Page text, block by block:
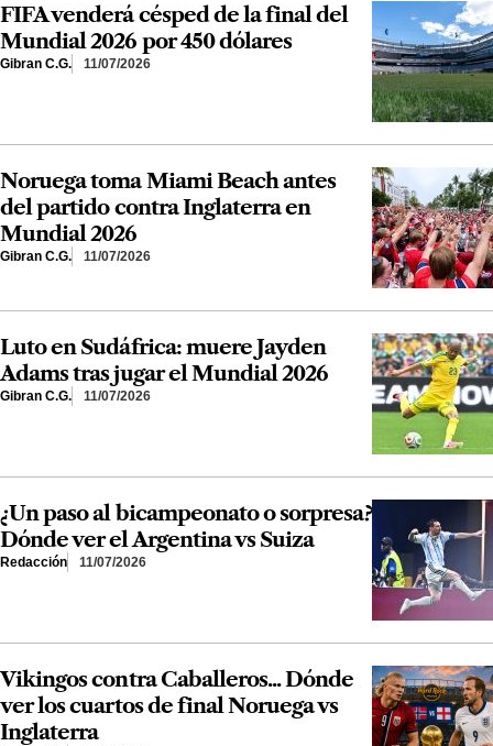
FIFA venderá césped de la final del
Mundial 2026 por 450 dólares
Gibran C.G. 11/07/2026
Noruega toma Miami Beach antes
del partido contra Inglaterra en
Mundial 2026
Gibran C.G. 11/07/2026
Luto en Sudáfrica: muere Jayden
Adams tras jugar el Mundial 2026
Gibran C.G. 11/07/2026
¿Un paso al bicampeonato o sorpresa?
Dónde ver el Argentina vs Suiza
Redacción 11/07/2026
Vikingos contra Caballeros... Dónde
ver los cuartos de final Noruega vs
Inglaterra